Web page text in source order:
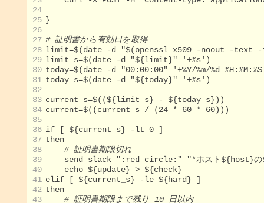
24
25
26
27 # 証明書から有効日を取得
28
29
30
31
32
33
34
35
36
37
then
38
# 証明書期限切れ
39
40
41
42
then
43
# 証明書期限まで残り 10 日以内